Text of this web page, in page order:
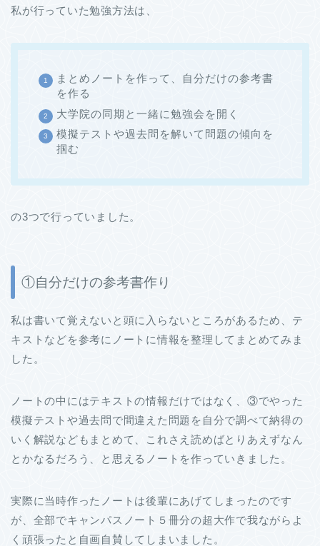
私が行っていた勉強方法は、
まとめノートを作って、自分だけの参考書
を作る
大学院の同期と一緒に勉強会を開く
模擬テストや過去問を解いて問題の傾向を
掴む
の3つで行っていました。
①自分だけの参考書作り
私は書いて覚えないと頭に入らないところがあるため、テ
キストなどを参考にノートに情報を整理してまとめてみま
した。
ノートの中にはテキストの情報だけではなく、③でやった
模擬テストや過去問で間違えた問題を自分で調べて納得の
いく解説などもまとめて、これさえ読めばとりあえずなん
とかなるだろう、と思えるノートを作っていきました。
実際に当時作ったノートは後輩にあげてしまったのです
が、全部でキャンパスノート５冊分の超大作で我ながらよ
く頑張ったと自画自賛してしまいました。